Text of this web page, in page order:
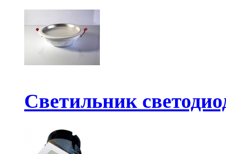
Светильник